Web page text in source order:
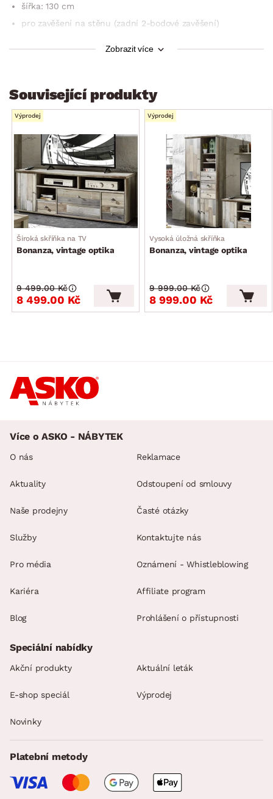
šířka: 130 cm
pro zavěšení na stěnu (zadní 2-bodové zavěšení)
Zobrazit více
Související produkty
Výprodej
Široká skříňka na TV
Bonanza, vintage optika
8 499.00 Kč
9 499.00 Kč
Výprodej
Vysoká úložná skříňka
Bonanza, vintage optika
8 999.00 Kč
9 999.00 Kč
Více o ASKO - NÁBYTEK
O nás
Aktuality
Naše prodejny
Služby
Pro média
Kariéra
Blog
Reklamace
Odstoupení od smlouvy
Časté otázky
Kontaktujte nás
Oznámení - Whistleblowing
Affiliate program
Prohlášení o přístupnosti
Speciální nabídky
Akční produkty Aktuální leták
E-shop speciál Výprodej
Novinky
Platební metody